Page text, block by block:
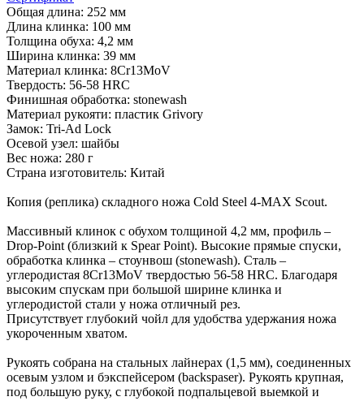
Общая длина: 252 мм
Длина клинка: 100 мм
Толщина обуха: 4,2 мм
Ширина клинка: 39 мм
Материал клинка: 8Cr13MoV
Твердость: 56-58 HRC
Финишная обработка: stonewash
Материал рукояти: пластик Grivory
Замок: Tri-Ad Lock
Осевой узел: шайбы
Вес ножа: 280 г
Страна изготовитель: Китай
Копия (реплика) складного ножа Cold Steel 4-MAX Scout.
Массивный клинок с обухом толщиной 4,2 мм, профиль –
Drop-Point (близкий к Spear Point). Высокие прямые спуски,
обработка клинка – стоунвош (stonewash). Сталь –
углеродистая 8Cr13MoV твердостью 56-58 HRC. Благодаря
высоким спускам при большой ширине клинка и
углеродистой стали у ножа отличный рез.
Присутствует глубокий чойл для удобства удержания ножа
укороченным хватом.
Рукоять собрана на стальных лайнерах (1,5 мм), соединенных
осевым узлом и бэкспейсером (backspaser). Рукоять крупная,
под большую руку, с глубокой подпальцевой выемкой и